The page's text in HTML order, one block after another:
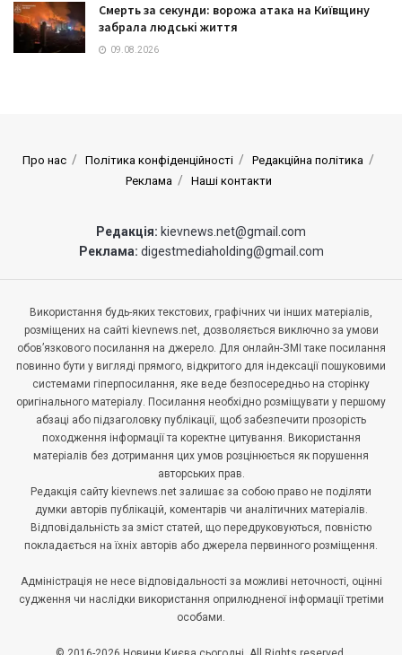
Смерть за секунди: ворожа атака на Київщину
забрала людські життя
09.08.2026
Про нас Політика конфіденційності
Редакційна політика
Реклама
Наші контакти
Редакція: kievnews.net@gmail.com
Реклама: digestmediaholding@gmail.com
Використання будь-яких текстових, графічних чи інших матеріалів,
розміщених на сайті kievnews.net, дозволяється виключно за умови
обов’язкового посилання на джерело. Для онлайн-ЗМІ таке посилання
повинно бути у вигляді прямого, відкритого для індексації пошуковими
системами гіперпосилання, яке веде безпосередньо на сторінку
оригінального матеріалу. Посилання необхідно розміщувати у першому
абзаці або підзаголовку публікації, щоб забезпечити прозорість
походження інформації та коректне цитування. Використання
матеріалів без дотримання цих умов розцінюється як порушення
авторських прав.
Редакція сайту kievnews.net залишає за собою право не поділяти
думки авторів публікацій, коментарів чи аналітичних матеріалів.
Відповідальність за зміст статей, що передруковуються, повністю
покладається на їхніх авторів або джерела первинного розміщення.
Адміністрація не несе відповідальності за можливі неточності, оцінні
судження чи наслідки використання оприлюдненої інформації третіми
особами.